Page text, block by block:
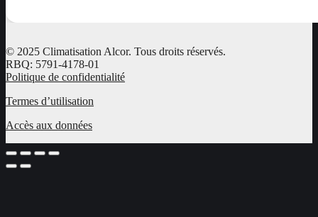
© 2025 Climatisation Alcor. Tous droits réservés.
RBQ: 5791-4178-01
Politique de confidentialité
Termes d’utilisation
Accès aux données